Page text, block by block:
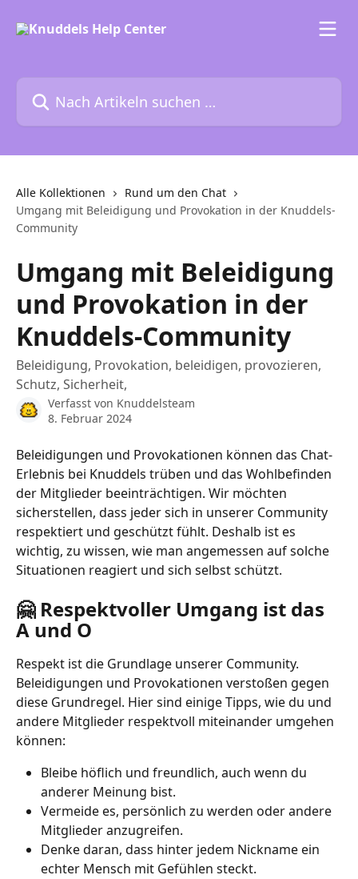
Alle Kollektionen
Rund um den Chat
Umgang mit Beleidigung und Provokation in der Knuddels-
Community
Umgang mit Beleidigung
und Provokation in der
Knuddels-Community
Beleidigung, Provokation, beleidigen, provozieren,
Schutz, Sicherheit,
Verfasst von Knuddelsteam
8. Februar 2024
Beleidigungen und Provokationen können das Chat-
Erlebnis bei Knuddels trüben und das Wohlbefinden
der Mitglieder beeinträchtigen. Wir möchten
sicherstellen, dass jeder sich in unserer Community
respektiert und geschützt fühlt. Deshalb ist es
wichtig, zu wissen, wie man angemessen auf solche
Situationen reagiert und sich selbst schützt.
🤗 Respektvoller Umgang ist das
A und O
Respekt ist die Grundlage unserer Community.
Beleidigungen und Provokationen verstoßen gegen
diese Grundregel. Hier sind einige Tipps, wie du und
andere Mitglieder respektvoll miteinander umgehen
können:
Bleibe höflich und freundlich, auch wenn du
anderer Meinung bist.
Vermeide es, persönlich zu werden oder andere
Mitglieder anzugreifen.
Denke daran, dass hinter jedem Nickname ein
echter Mensch mit Gefühlen steckt.